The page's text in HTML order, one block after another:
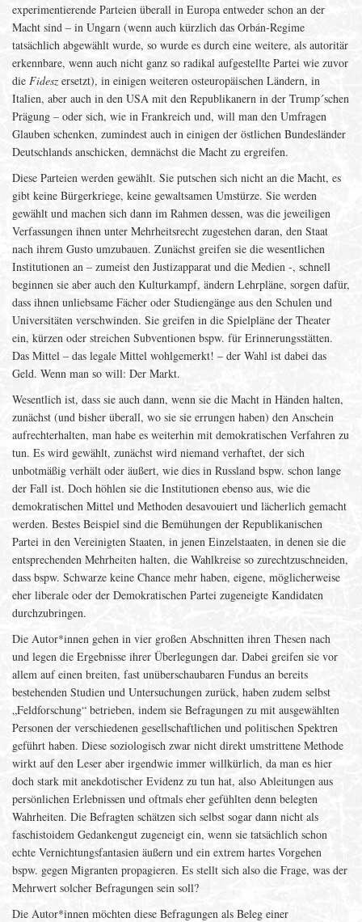
experimentierende Parteien überall in Europa entweder schon an der
Macht sind – in Ungarn (wenn auch kürzlich das Orbán-Regime
tatsächlich abgewählt wurde, so wurde es durch eine weitere, als autoritär
erkennbare, wenn auch nicht ganz so radikal aufgestellte Partei wie zuvor
die Fideszersetzt), in einigen weiteren osteuropäischen Ländern, in
Italien, aber auch in den USA mit den Republikanern in der Trump´schen
Prägung – oder sich, wie in Frankreich und, will man den Umfragen
Glauben schenken, zumindest auch in einigen der östlichen Bundesländer
Deutschlands anschicken, demnächst die Macht zu ergreifen.
Diese Parteien werden gewählt. Sie putschen sich nicht an die Macht, es
gibt keine Bürgerkriege, keine gewaltsamen Umstürze. Sie werden
gewählt und machen sich dann im Rahmen dessen, was die jeweiligen
Verfassungen ihnen unter Mehrheitsrecht zugestehen daran, den Staat
nach ihrem Gusto umzubauen. Zunächst greifen sie die wesentlichen
Institutionen an – zumeist den Justizapparat und die Medien -, schnell
beginnen sie aber auch den Kulturkampf, ändern Lehrpläne, sorgen dafür,
dass ihnen unliebsame Fächer oder Studiengänge aus den Schulen und
Universitäten verschwinden. Sie greifen in die Spielpläne der Theater
ein, kürzen oder streichen Subventionen bspw. für Erinnerungsstätten.
Das Mittel – das legale Mittel wohlgemerkt! – der Wahl ist dabei das
Geld. Wenn man so will: Der Markt.
Wesentlich ist, dass sie auch dann, wenn sie die Macht in Händen halten,
zunächst (und bisher überall, wo sie sie errungen haben) den Anschein
aufrechterhalten, man habe es weiterhin mit demokratischen Verfahren zu
tun. Es wird gewählt, zunächst wird niemand verhaftet, der sich
unbotmäßig verhält oder äußert, wie dies in Russland bspw. schon lange
der Fall ist. Doch höhlen sie die Institutionen ebenso aus, wie die
demokratischen Mittel und Methoden desavouiert und lächerlich gemacht
werden. Bestes Beispiel sind die Bemühungen der Republikanischen
Partei in den Vereinigten Staaten, in jenen Einzelstaaten, in denen sie die
entsprechenden Mehrheiten halten, die Wahlkreise so zurechtzuschneiden,
dass bspw. Schwarze keine Chance mehr haben, eigene, möglicherweise
eher liberale oder der Demokratischen Partei zugeneigte Kandidaten
durchzubringen.
Die Autor*innen gehen in vier großen Abschnitten ihren Thesen nach
und legen die Ergebnisse ihrer Überlegungen dar. Dabei greifen sie vor
allem auf einen breiten, fast unüberschaubaren Fundus an bereits
bestehenden Studien und Untersuchungen zurück, haben zudem selbst
„Feldforschung“ betrieben, indem sie Befragungen zu mit ausgewählten
Personen der verschiedenen gesellschaftlichen und politischen Spektren
geführt haben. Diese soziologisch zwar nicht direkt umstrittene Methode
wirkt auf den Leser aber irgendwie immer willkürlich, da man es hier
doch stark mit anekdotischer Evidenz zu tun hat, also Ableitungen aus
persönlichen Erlebnissen und oftmals eher gefühlten denn belegten
Wahrheiten. Die Befragten schätzen sich selbst sogar dann nicht als
faschistoidem Gedankengut zugeneigt ein, wenn sie tatsächlich schon
echte Vernichtungsfantasien äußern und ein extrem hartes Vorgehen
bspw. gegen Migranten propagieren. Es stellt sich also die Frage, was der
Mehrwert solcher Befragungen sein soll?
Die Autor*innen möchten diese Befragungen als Beleg einer